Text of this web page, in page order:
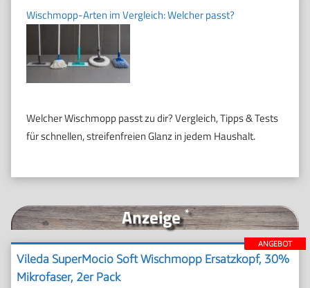
Wischmopp-Arten im Vergleich: Welcher passt?
Welcher Wischmopp passt zu dir? Vergleich, Tipps & Tests
für schnellen, streifenfreien Glanz in jedem Haushalt.
Anzeige*
ANGEBOT
Vileda SuperMocio Soft Wischmopp Ersatzkopf, 30%
Mikrofaser, 2er Pack